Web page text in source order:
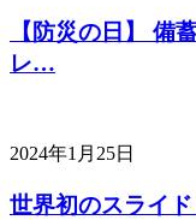
【防災の日】 備
レ…
2024年1月25日
世界初のスライ